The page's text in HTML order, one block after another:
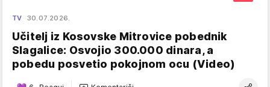
TV 30.07.2026.
Učitelj iz Kosovske Mitrovice pobednik
Slagalice: Osvojio 300.000 dinara, a
pobedu posvetio pokojnom ocu (Video)